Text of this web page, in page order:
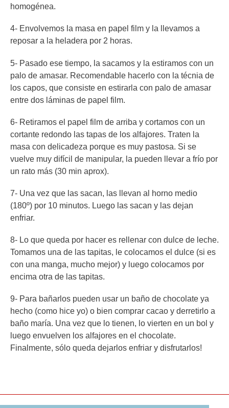
homogénea.
4- Envolvemos la masa en papel film y la llevamos a
reposar a la heladera por 2 horas.
5- Pasado ese tiempo, la sacamos y la estiramos con un
palo de amasar. Recomendable hacerlo con la técnia de
los capos, que consiste en estirarla con palo de amasar
entre dos láminas de papel film.
6- Retiramos el papel film de arriba y cortamos con un
cortante redondo las tapas de los alfajores. Traten la
masa con delicadeza porque es muy pastosa. Si se
vuelve muy difícil de manipular, la pueden llevar a frío por
un rato más (30 min aprox).
7- Una vez que las sacan, las llevan al horno medio
(180º) por 10 minutos. Luego las sacan y las dejan
enfriar.
8- Lo que queda por hacer es rellenar con dulce de leche.
Tomamos una de las tapitas, le colocamos el dulce (si es
con una manga, mucho mejor) y luego colocamos por
encima otra de las tapitas.
9- Para bañarlos pueden usar un baño de chocolate ya
hecho (como hice yo) o bien comprar cacao y derretirlo a
baño maría. Una vez que lo tienen, lo vierten en un bol y
luego envuelven los alfajores en el chocolate.
Finalmente, sólo queda dejarlos enfriar y disfrutarlos!